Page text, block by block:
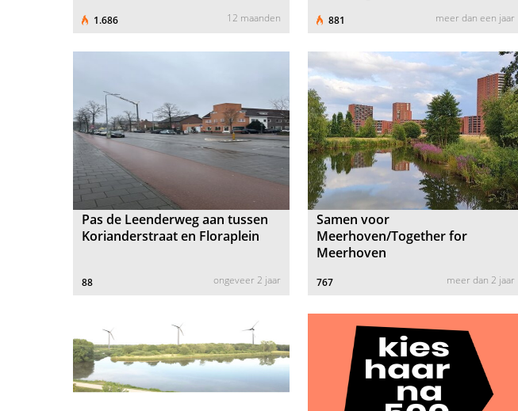
1.686 12 maanden 881 meer dan een jaar
Pas de Leenderweg aan tussen
Korianderstraat en Floraplein
88 ongeveer 2 jaar
Samen voor
Meerhoven/Together for
Meerhoven
767 meer dan 2 jaar